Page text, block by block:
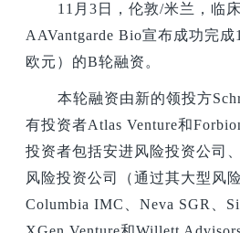
11 月3日，伦敦/米兰，临
AAVantgarde Bio宣布成功完
欧元）的B轮融资。
本轮融资由新的领投方
有投资者Atlas Venture和
投资者包括安进风险投资公司
风险投资公司（通过其大型风
Columbia IMC、Neva SGR、